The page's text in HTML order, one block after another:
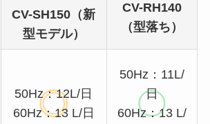
CV-SH150（新
型モデル）
CV-RH140
（型落ち）
50Hz：12L/日
60Hz：13 L/日
50Hz：11L/
日
60Hz：13 L/